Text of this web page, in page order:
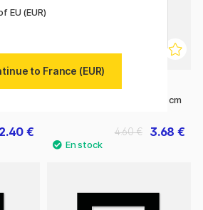
cm
2.40 €
PEN STORE
Passe-partout Noir 20x25 cm
3.68 €
4.60 €
EU (EUR)
to France (EUR)